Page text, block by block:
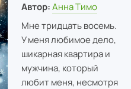
Автор: Анна Тимо
Мне тридцать восемь.
У меня любимое дело,
шикарная квартира и
мужчина, который
любит меня, несмотря